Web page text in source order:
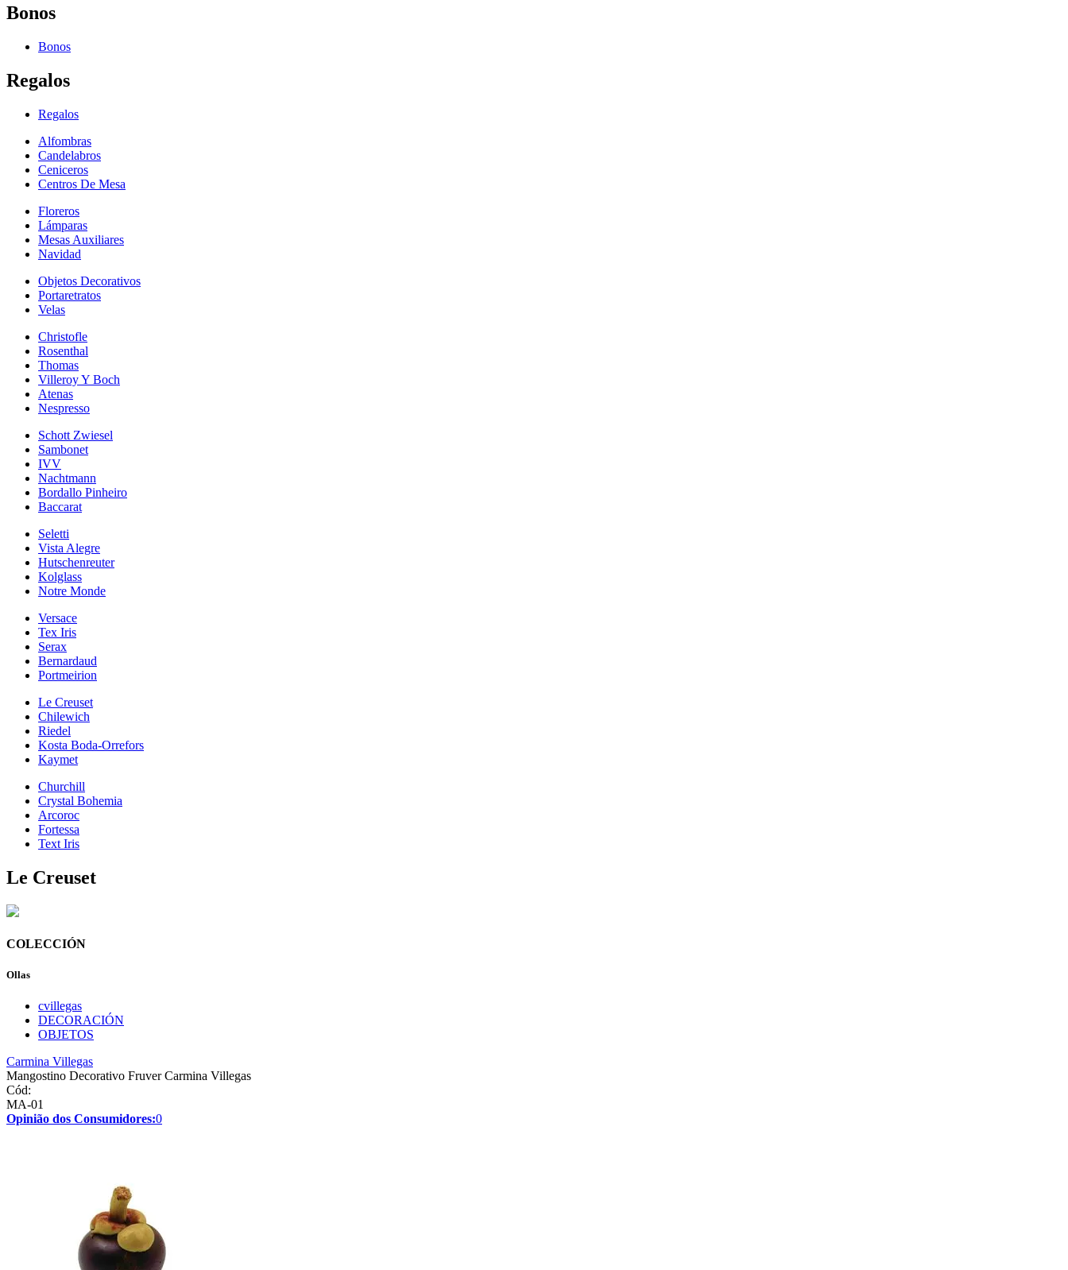
Bonos
Bonos
Regalos
Regalos
Alfombras
Candelabros
Ceniceros
Centros De Mesa
Floreros
Lámparas
Mesas Auxiliares
Navidad
Objetos Decorativos
Portaretratos
Velas
Christofle
Rosenthal
Thomas
Villeroy Y Boch
Atenas
Nespresso
Schott Zwiesel
Sambonet
IVV
Nachtmann
Bordallo Pinheiro
Baccarat
Seletti
Vista Alegre
Hutschenreuter
Kolglass
Notre Monde
Versace
Tex Iris
Serax
Bernardaud
Portmeirion
Le Creuset
Chilewich
Riedel
Kosta Boda-Orrefors
Kaymet
Churchill
Crystal Bohemia
Arcoroc
Fortessa
Text Iris
Le Creuset
COLECCIÓN
Ollas
cvillegas
DECORACIÓN
OBJETOS
Carmina Villegas
Mangostino Decorativo Fruver Carmina Villegas
Cód:
MA-01
Opinião dos Consumidores:0